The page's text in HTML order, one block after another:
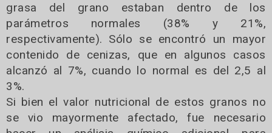
grasa del grano estaban dentro de los
parámetros normales (38% y 21%,
respectivamente). Sólo se encontró un mayor
contenido de cenizas, que en algunos casos
alcanzó al 7%, cuando lo normal es del 2,5 al
3%.
Si bien el valor nutricional de estos granos no
se vio mayormente afectado, fue necesario